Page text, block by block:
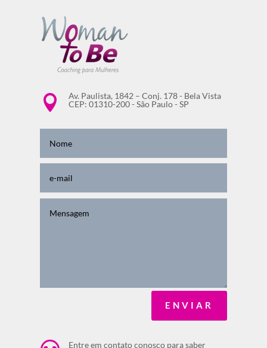

Av. Paulista, 1842 – Conj. 178 - Bela Vista
CEP: 01310-200 - São Paulo - SP
ENVIAR
Entre em contato conosco para saber